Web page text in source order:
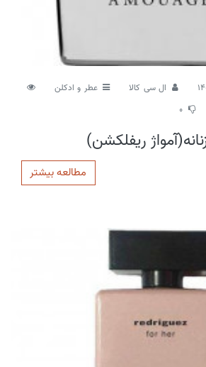
ال سی کالا
عطر و ادکلن
0
ریفلکشن)
مطالعه بیشتر